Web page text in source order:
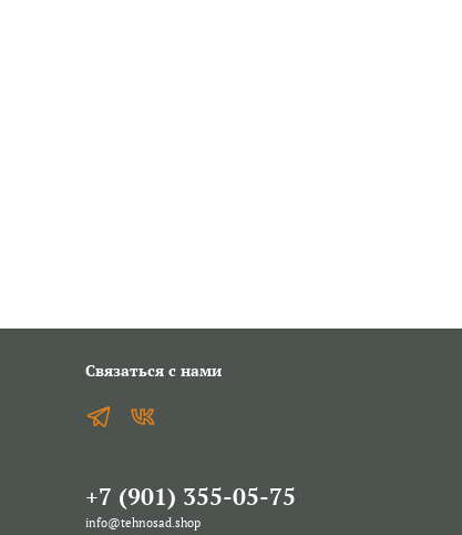
Связаться с нами
+7 (901) 355-05-75
info@tehnosad.shop